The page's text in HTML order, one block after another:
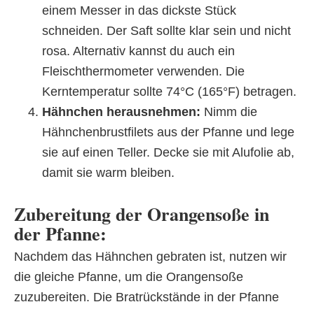
einem Messer in das dickste Stück
schneiden. Der Saft sollte klar sein und nicht
rosa. Alternativ kannst du auch ein
Fleischthermometer verwenden. Die
Kerntemperatur sollte 74°C (165°F) betragen.
Hähnchen herausnehmen: Nimm die
Hähnchenbrustfilets aus der Pfanne und lege
sie auf einen Teller. Decke sie mit Alufolie ab,
damit sie warm bleiben.
Zubereitung der Orangensoße in
der Pfanne:
Nachdem das Hähnchen gebraten ist, nutzen wir
die gleiche Pfanne, um die Orangensoße
zuzubereiten. Die Bratrückstände in der Pfanne